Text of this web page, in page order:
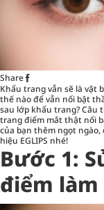
Share
Khẩu trang vẫn sẽ là vật
thế nào để vẫn nổi bật
sau lớp khẩu trang? Câu
trang điểm mắt thật nổi
của bạn thêm ngọt
hiệu EGLIPS nhé!
Bước 1:
điểm